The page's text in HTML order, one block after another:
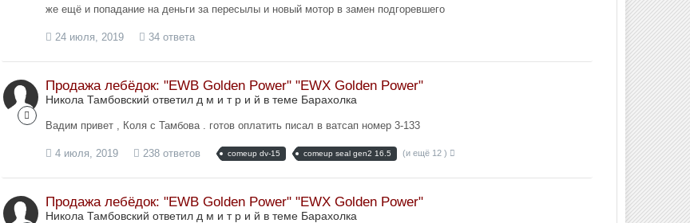
же ещё и попадание на деньги за пересылы и новый мотор в замен подгоревшего
24 июля, 2019 34 ответа
Продажа лебёдок: "EWB Golden Power" "EWX Golden Power"
Никола Тамбовский ответил д м и т р и й в теме Барахолка
Вадим привет , Коля с Тамбова . готов оплатить писал в ватсап номер 3-133
4 июля, 2019 238 ответов comeup dv-15 comeup seal gen2 16.5 (и ещё 12 )
Продажа лебёдок: "EWB Golden Power" "EWX Golden Power"
Никола Тамбовский ответил д м и т р и й в теме Барахолка